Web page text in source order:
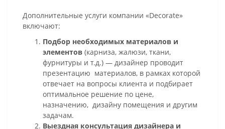
Дополнительные услуги компании «Decorate»
включают:
Подбор необходимых материалов и
элементов (карниза, жалюзи, ткани,
фурнитуры и т.д.) — дизайнер проводит
презентацию материалов, в рамках которой
отвечает на вопросы клиента и подбирает
оптимальное решение по цене,
назначению, дизайну помещения и другим
задачам.
Выездная консультация дизайнера и